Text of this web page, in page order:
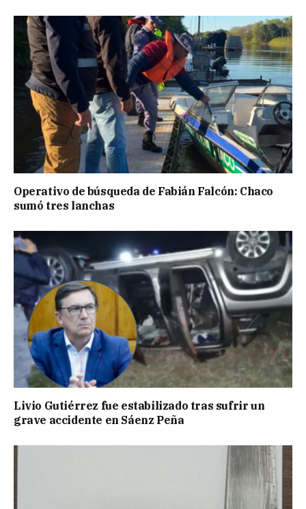
Operativo de búsqueda de Fabián Falcón: Chaco
sumó tres lanchas
Livio Gutiérrez fue estabilizado tras sufrir un
grave accidente en Sáenz Peña